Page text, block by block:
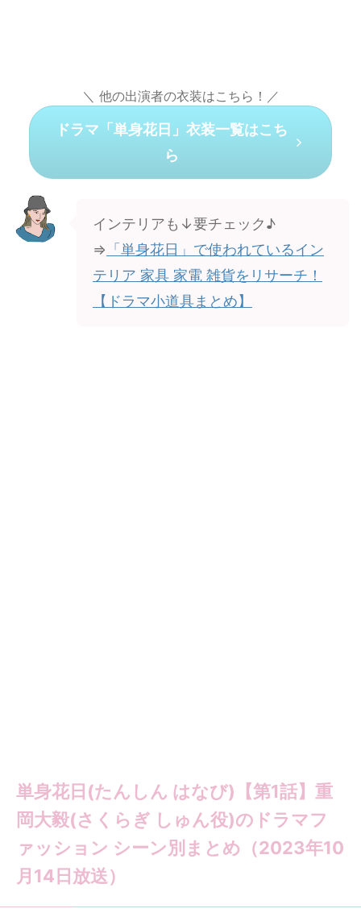
＼ 他の出演者の衣装はこちら！／
ドラマ「単身花日」衣装一覧はこち
ら
インテリアも↓要チェック♪
⇒ 「単身花日」で使われているイン
テリア 家具 家電 雑貨をリサーチ！
【ドラマ小道具まとめ】
単身花日(たんしん はなび)【第1話】重
岡大毅(さくらぎ しゅん役)のドラマフ
ァッション シーン別まとめ（2023年10
月14日放送）